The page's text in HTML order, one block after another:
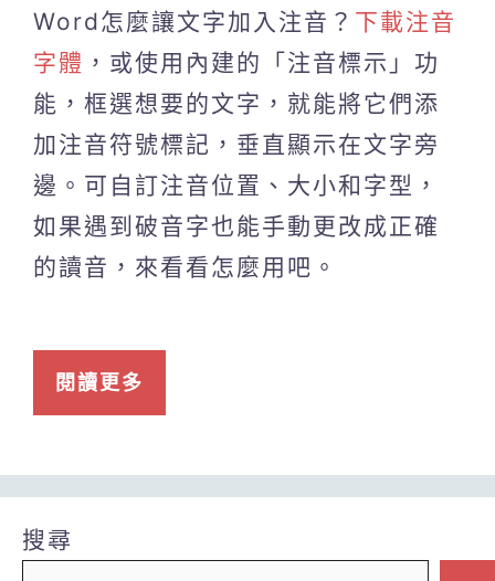
Word怎麼讓文字加入注音？ 下載注音
字體 ，或使用內建的「注音標示」功
能，框選想要的文字，就能將它們添
加注音符號標記，垂直顯示在文字旁
邊。可自訂注音位置、大小和字型，
如果遇到破音字也能手動更改成正確
的讀音，來看看怎麼用吧。
閱讀更多
搜尋